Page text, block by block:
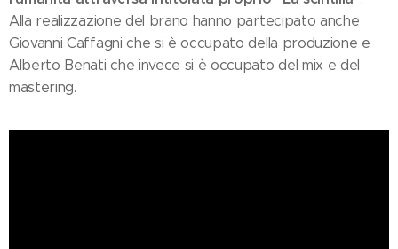
Alla realizzazione del brano hanno partecipato anche
Giovanni Caffagni che si è occupato della produzione e
Alberto Benati che invece si è occupato del mix e del
mastering.